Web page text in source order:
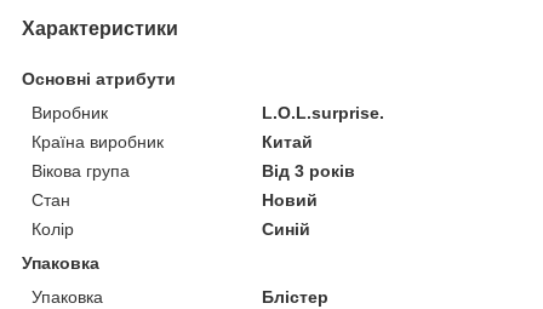
Характеристики
Основні атрибути
Виробник
L.O.L.surprise.
Країна виробник
Китай
Вікова група
Від 3 років
Стан
Новий
Колір
Синій
Упаковка
Упаковка
Блістер